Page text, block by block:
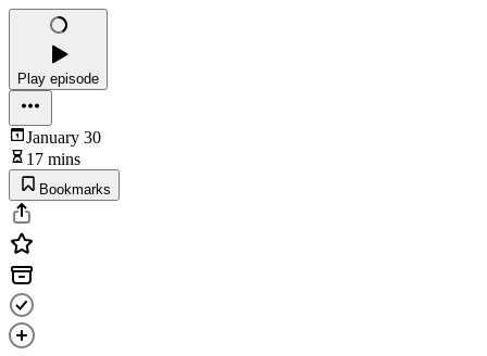
Play episode
January 30
17 mins
Bookmarks